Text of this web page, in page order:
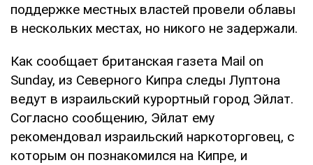
поддержке местных властей провели облавы
в нескольких местах, но никого не задержали.
Как сообщает британская газета Mail on
Sunday, из Северного Кипра следы Луптона
ведут в израильский курортный город Эйлат.
Согласно сообщению, Эйлат ему
рекомендовал израильский наркоторговец, с
которым он познакомился на Кипре, и